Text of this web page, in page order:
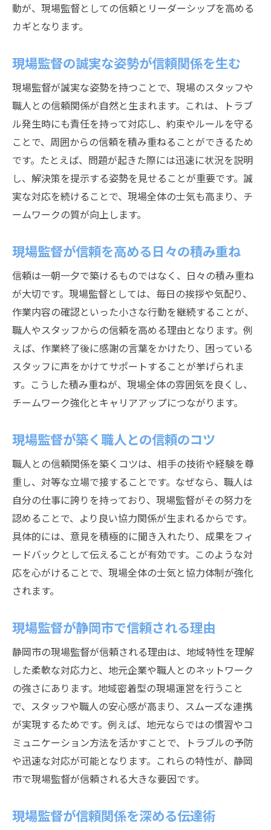
動が、現場監督としての信頼とリーダーシップを高める
カギとなります。
現場監督の誠実な姿勢が信頼関係を生む
現場監督が誠実な姿勢を持つことで、現場のスタッフや
職人との信頼関係が自然と生まれます。これは、トラブ
ル発生時にも責任を持って対応し、約束やルールを守る
ことで、周囲からの信頼を積み重ねることができるため
です。たとえば、問題が起きた際には迅速に状況を説明
し、解決策を提示する姿勢を見せることが重要です。誠
実な対応を続けることで、現場全体の士気も高まり、チ
ームワークの質が向上します。
現場監督が信頼を高める日々の積み重ね
信頼は一朝一夕で築けるものではなく、日々の積み重ね
が大切です。現場監督としては、毎日の挨拶や気配り、
作業内容の確認といった小さな行動を継続することが、
職人やスタッフからの信頼を高める理由となります。例
えば、作業終了後に感謝の言葉をかけたり、困っている
スタッフに声をかけてサポートすることが挙げられま
す。こうした積み重ねが、現場全体の雰囲気を良くし、
チームワーク強化とキャリアアップにつながります。
現場監督が築く職人との信頼のコツ
職人との信頼関係を築くコツは、相手の技術や経験を尊
重し、対等な立場で接することです。なぜなら、職人は
自分の仕事に誇りを持っており、現場監督がその努力を
認めることで、より良い協力関係が生まれるからです。
具体的には、意見を積極的に聞き入れたり、成果をフィ
ードバックとして伝えることが有効です。このような対
応を心がけることで、現場全体の士気と協力体制が強化
されます。
現場監督が静岡市で信頼される理由
静岡市の現場監督が信頼される理由は、地域特性を理解
した柔軟な対応力と、地元企業や職人とのネットワーク
の強さにあります。地域密着型の現場運営を行うこと
で、スタッフや職人の安心感が高まり、スムーズな連携
が実現するためです。例えば、地元ならではの慣習やコ
ミュニケーション方法を活かすことで、トラブルの予防
や迅速な対応が可能となります。これらの特性が、静岡
市で現場監督が信頼される大きな要因です。
現場監督が信頼関係を深める伝達術